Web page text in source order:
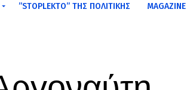
”STOPLEKTO” ΤΗΣ ΠΟΛΙΤΙΚΗΣ MAGAZINE